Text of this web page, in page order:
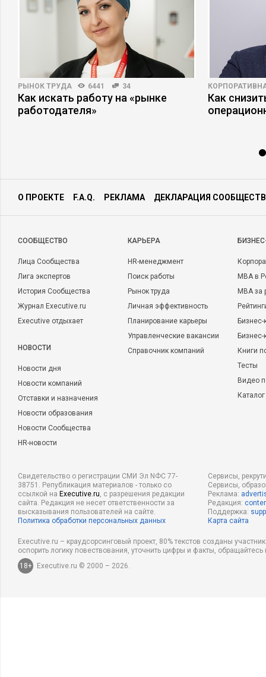
РЫНОК ТРУДА 6441 34
Как искать работу на «рынке
работодателя»
Как
О ПРОЕКТЕ F.A.Q. РЕКЛАМА ДЕКЛАРАЦИЯ
CООБЩЕСТВО
Лица Сообщества
Лига экспертов
История Сообщества
Журнал Executive.ru
Executive отдыхает
НОВОСТИ
Новости дня
Новости компаний
Отставки и назначения
Новости образования
Новости Сообщества
HR-новости
КАРЬЕРА
HR-менеджмент
Поиск работы
Рынок труда
Личная эффективность
Планирование карьеры
Управленческие вакансии
Справочник компаний
MBA в
MBA
Бизнес-
Книги
Тесты
Видео
Свидетельство о регистрации СМИ Эл NФС 77-
38751. Републикация материалов - только со
ссылкой на Executive.ru, с разрешения редакции
сайта. Редакция не несет ответственности за
высказывания пользователей на сайте.
Политика обработки персональных данных
Сервисы,
Сервисы,
Реклама:
Редакция:
Поддержка:
Карта сайта
Executive.ru – краудсорсинговый проект, 80% текстов созданы
оспорить логику повествования, уточнить цифры и факты,
18+
Executive.ru © 2000 – 2026.